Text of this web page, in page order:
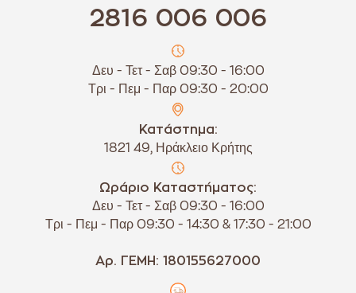
2816 006 006
Δευ - Τετ - Σαβ 09:30 - 16:00
Τρι - Πεμ - Παρ 09:30 - 20:00
Κατάστημα:
1821 49, Ηράκλειο Κρήτης
Ωράριο Καταστήματος:
Δευ - Τετ - Σαβ 09:30 - 16:00
Τρι - Πεμ - Παρ 09:30 - 14:30 & 17:30 - 21:00
Αρ. ΓΕΜΗ: 180155627000